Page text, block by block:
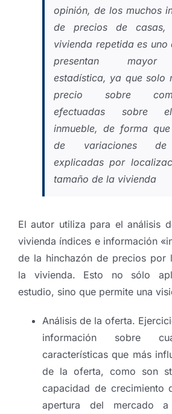
opinión, de los muchos
de precios de
vivienda repetida es uno
presentan mayor
estadística, ya que solo
precio sobre
efectuadas sobre
inmueble, de forma
de variaciones de
explicadas por
tamaño de la vivienda
El autor utiliza para el análisis
vivienda índices e información
de la hinchazón de precios por
la vivienda. Esto no sólo
estudio, sino que permite una
Análisis de la oferta.
información sobre
características que más
de la oferta, como son
capacidad de crecimiento
apertura del mercado